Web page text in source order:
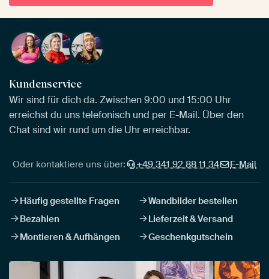
Kundenservice
Wir sind für dich da. Zwischen 9:00 und 15:00 Uhr
erreichst du uns telefonisch und per E-Mail. Über den
Chat sind wir rund um die Uhr erreichbar.
Oder kontaktiere uns über: +49 341 92 88 11 34 E-Mail
Häufig gestellte Fragen
Wandbilder bestellen
Bezahlen
Lieferzeit & Versand
Montieren & Aufhängen
Geschenkgutschein